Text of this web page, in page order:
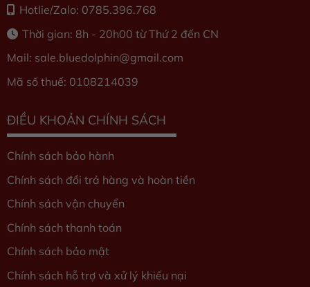
Hotlie/Zalo: 0785.396.768
Thời gian: 8h - 20h00 từ Thứ 2 đến CN
Mail: sale.bluedolphin@gmail.com
Mã số thuế: 0108214039
ĐIỀU KHOẢN CHÍNH SÁCH
Chính sách bảo hành
Chính sách đổi trả hàng và hoàn tiền
Chính sách vận chuyển
Chính sách thanh toán
Chính sách bảo mật
Chính sách hỗ trợ và xử lý khiếu nại